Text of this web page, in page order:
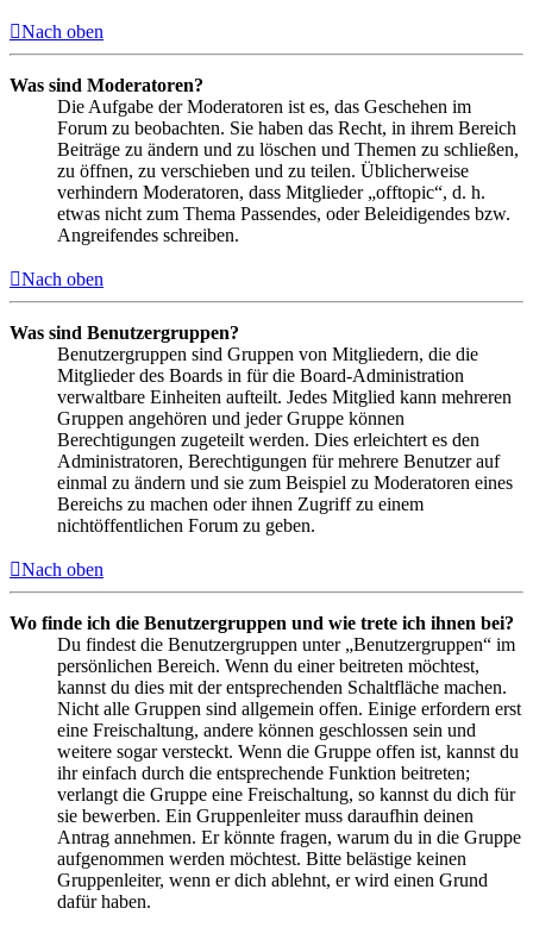
Nach oben
Was sind Moderatoren?
Die Aufgabe der Moderatoren ist es, das Geschehen im
Forum zu beobachten. Sie haben das Recht, in ihrem Bereich
Beiträge zu ändern und zu löschen und Themen zu schließen,
zu öffnen, zu verschieben und zu teilen. Üblicherweise
verhindern Moderatoren, dass Mitglieder „offtopic“, d. h.
etwas nicht zum Thema Passendes, oder Beleidigendes bzw.
Angreifendes schreiben.
Nach oben
Was sind Benutzergruppen?
Benutzergruppen sind Gruppen von Mitgliedern, die die
Mitglieder des Boards in für die Board-Administration
verwaltbare Einheiten aufteilt. Jedes Mitglied kann mehreren
Gruppen angehören und jeder Gruppe können
Berechtigungen zugeteilt werden. Dies erleichtert es den
Administratoren, Berechtigungen für mehrere Benutzer auf
einmal zu ändern und sie zum Beispiel zu Moderatoren eines
Bereichs zu machen oder ihnen Zugriff zu einem
nichtöffentlichen Forum zu geben.
Nach oben
Wo finde ich die Benutzergruppen und wie trete ich ihnen bei?
Du findest die Benutzergruppen unter „Benutzergruppen“ im
persönlichen Bereich. Wenn du einer beitreten möchtest,
kannst du dies mit der entsprechenden Schaltfläche machen.
Nicht alle Gruppen sind allgemein offen. Einige erfordern erst
eine Freischaltung, andere können geschlossen sein und
weitere sogar versteckt. Wenn die Gruppe offen ist, kannst du
ihr einfach durch die entsprechende Funktion beitreten;
verlangt die Gruppe eine Freischaltung, so kannst du dich für
sie bewerben. Ein Gruppenleiter muss daraufhin deinen
Antrag annehmen. Er könnte fragen, warum du in die Gruppe
aufgenommen werden möchtest. Bitte belästige keinen
Gruppenleiter, wenn er dich ablehnt, er wird einen Grund
dafür haben.